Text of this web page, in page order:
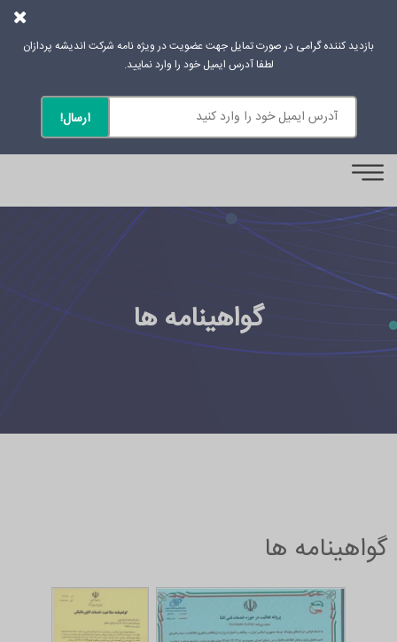
گواهینامه ها
گواهینامه ها
بازدید کننده گرامی در صورت تمایل جهت عضویت در ویژه نامه شرکت اندیشه پردازان
لطفا آدرس ایمیل خود را وارد نمایید.